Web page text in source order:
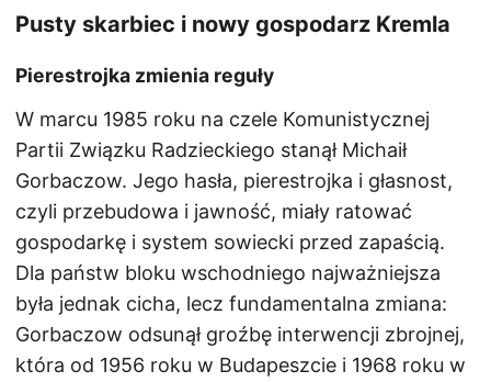
Pusty skarbiec i nowy gospodarz Kremla
Pierestrojka zmienia reguły
W marcu 1985 roku na czele Komunistycznej
Partii Związku Radzieckiego stanął Michaił
Gorbaczow. Jego hasła, pierestrojka i głasnost,
czyli przebudowa i jawność, miały ratować
gospodarkę i system sowiecki przed zapaścią.
Dla państw bloku wschodniego najważniejsza
była jednak cicha, lecz fundamentalna zmiana:
Gorbaczow odsunął groźbę interwencji zbrojnej,
która od 1956 roku w Budapeszcie i 1968 roku w